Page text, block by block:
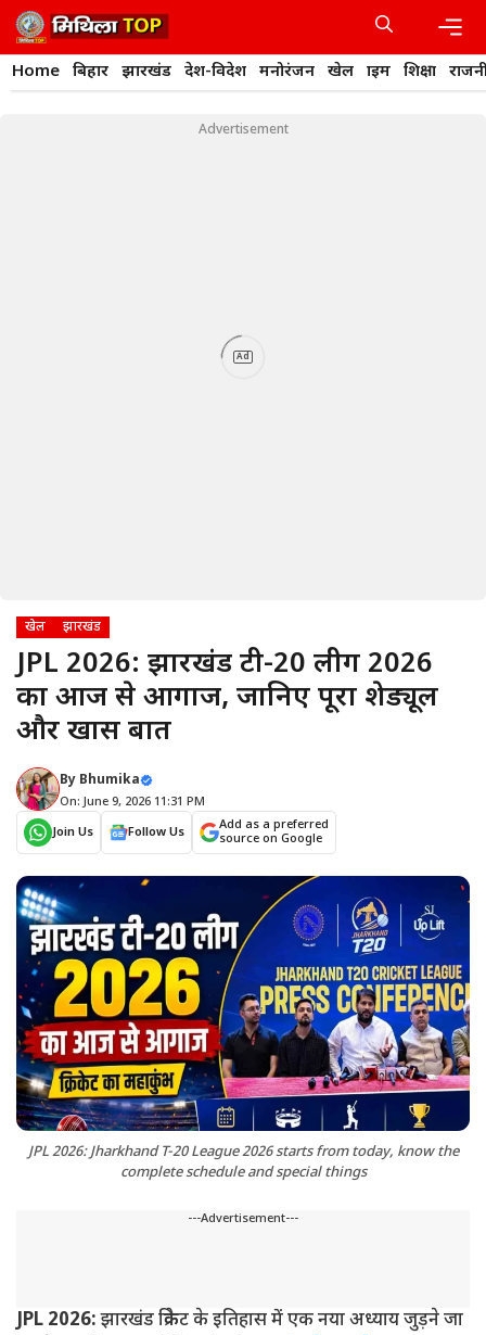
Skip
to
content
Home बिहार झारखंड देश-विदेश मनोरंजन खेल क्राइम शिक्षा
Advertisement
Ad
खेल झारखंड
JPL 2026: झारखंड टी-20 लीग 2026
का आज से आगाज, जानिए पूरा शेड्यूल
और खास बातें
By Bhumika
On: June 9, 2026 11:31 PM
Join Us
Follow Us
Add as a preferred
source on Google
JPL 2026: Jharkhand T-20 League 2026 starts from today, know the
complete schedule and special things
---Advertisement---
JPL 2026:झारखंड क्रिकेट के इतिहास में एक नया अध्याय जुड़ने जा